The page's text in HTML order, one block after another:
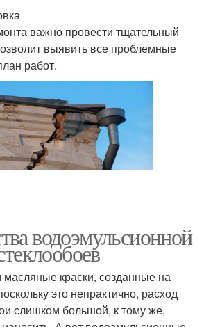
важно провести тщательный
выявить все проблемные
работ.
водоэмульсионной
краски, созданные на
это непрактично, расход
слишком большой, к тому же,